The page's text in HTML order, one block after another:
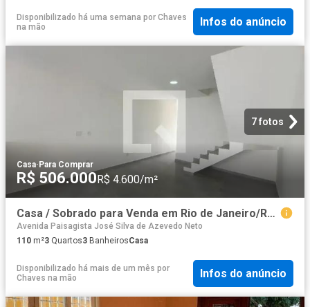
Disponibilizado há uma semana por Chaves
na mão
Infos do anúncio
7 fotos
Casa·Para Comprar
R$ 506.000R$ 4.600/m²
Casa / Sobrado para Venda em Rio de Janeiro/RJ Curicica 3 Quartos
Avenida Paisagista José Silva de Azevedo Neto
110 m²3 Quartos3 BanheirosCasa
Disponibilizado há mais de um mês por
Chaves na mão
Infos do anúncio